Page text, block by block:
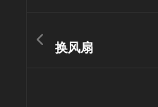
换风扇